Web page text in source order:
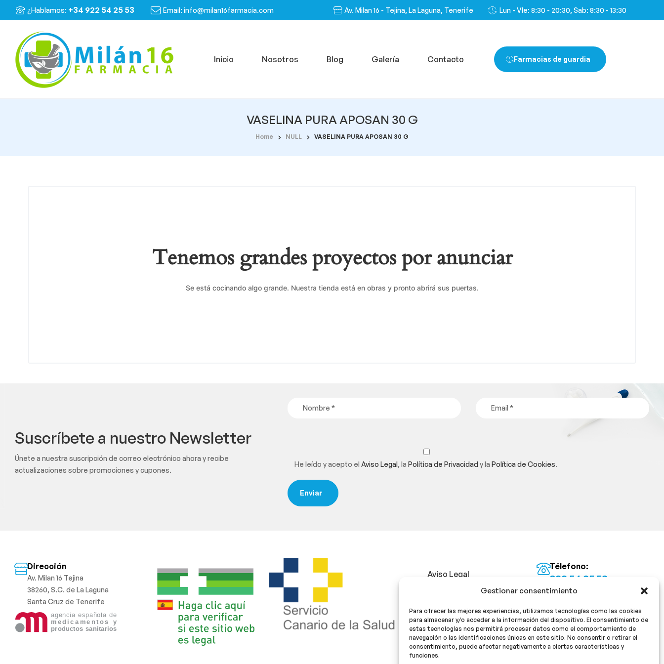
Gestionar consentimiento
Para ofrecer las mejores experiencias, utilizamos tecnologías como las cookies
para almacenar y/o acceder a la información del dispositivo. El consentimiento de
estas tecnologías nos permitirá procesar datos como el comportamiento de
navegación o las identificaciones únicas en este sitio. No consentir o retirar el
consentimiento, puede afectar negativamente a ciertas características y
funciones.
¿Hablamos: +34 922 54 25 53 Email: info@milan16farmacia.com Av. Milan 16 - Tejina, La Laguna, Tenerife Lun - VIe: 8:30 - 20:30, Sab: 8:30 - 13:30
Inicio Nosotros Blog Galería Contacto Farmacias de guardia
VASELINA PURA APOSAN 30 G
Home NULL VASELINA PURA APOSAN 30 G
Tenemos grandes proyectos por anunciar
Se está cocinando algo grande. Nuestra tienda está en obras y pronto abrirá sus puertas.
Suscríbete a nuestro Newsletter
Únete a nuestra suscripción de correo electrónico ahora y recibe
actualizaciones sobre promociones y cupones.
He leído y acepto elAviso Legal, laPolítica de Privacidady laPolítica de Cookies.
Dirección
Av. Milan 16 Tejina
38260, S.C. de La Laguna
Santa Cruz de Tenerife
Aviso Legal
Política de Privacidad
Política de cookies
Télefono:
922 54 25 53
Email:
¡Síguenos!